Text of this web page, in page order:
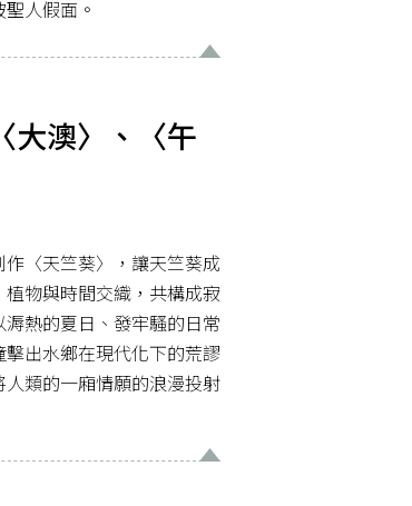
人假面。
大澳〉、〈午
〈天竺葵〉，讓天竺葵成
物與時間交織，共構成寂
熱的夏日、發牢騷的日常
出水鄉在現代化下的荒謬
類的一廂情願的浪漫投射